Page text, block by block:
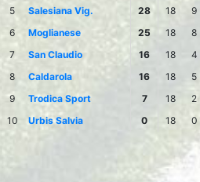
5
Salesiana Vig. 28 18 9
6
Moglianese 25 18 8
7
San Claudio 16 18 4
8
Caldarola 16 18 5
9
Trodica Sport 7 18 2
10
Urbis Salvia 0 18 0